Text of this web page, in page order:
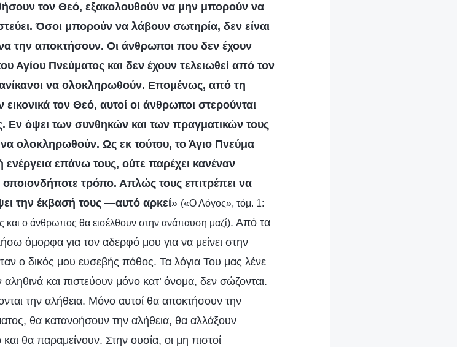
τον Θεό, εξακολουθούν να μην μπορούν να
Όσοι μπορούν να λάβουν σωτηρία, δεν είναι
την αποκτήσουν. Οι άνθρωποι που δεν έχουν
Αγίου Πνεύματος και δεν έχουν τελειωθεί από τον
να ολοκληρωθούν. Επομένως, από τη
τον Θεό, αυτοί οι άνθρωποι στερούνται
Εν όψει των συνθηκών και των πραγματικών τους
ολοκληρωθούν. Ως εκ τούτου, το Άγιο Πνεύμα
επάνω τους, ούτε παρέχει κανέναν
οποιονδήποτε τρόπο. Απλώς τους επιτρέπει να
την έκβασή τους —αυτό αρκεί» («Ο Λόγος», τόμ. 1:
ο άνθρωπος θα εισέλθουν στην ανάπαυση μαζί). Από τα
όμορφα για τον αδερφό μου για να μείνει στην
ο δικός μου ευσεβής πόθος. Τα λόγια Του μας λένε
και πιστεύουν μόνο κατ’ όνομα, δεν σώζονται.
την αλήθεια. Μόνο αυτοί θα αποκτήσουν την
θα κατανοήσουν την αλήθεια, θα αλλάξουν
θα παραμείνουν. Στην ουσία, οι μη πιστοί